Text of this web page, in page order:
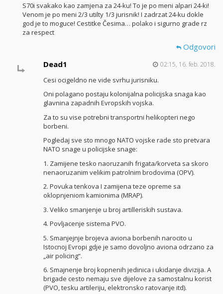
S70i svakako kao zamjena za 24-ku! To je po meni alpari 24-ki!
Venom je po meni 2/3 utilty 1/3 jurisnik! I zadrzat 24-ku dokle
god je to moguce! Cestitke Česima… polako i sigurno grade rz
za respect
Odgovori
Dead1
02:15, 16. feb. 2018.
Cesi ocigeldno ne vide svrhu jurisniku.
Oni polagano postaju kolonijalna policijska snaga kao
glavnina zapadnih Evropskih vojska.
Za to su vise potrebni transportni helikopteri nego
borbeni.
Pogledaj sve sto mnogo NATO vojske rade sto pretvara
NATO snage u policijske snage:
1. Zamijene tesko naoruzanih frigata/korveta sa skoro
nenaoruzanim velikim patrolnim brodovima (OPV).
2. Povuka tenkova I zamijena teze opreme sa
oklopnjeniom kamionima (MRAP).
3. Veliko smanjenje u broj artilleriskih sustava.
4. Povljacenje sistema PVO.
5. Smanjejnje brojeva aviona borbenih narocito u
Istocnoj Evropi gdje je samo dovoljno aviona odrzano za
„air policing“.
6. Smajnenje broj kopnenih jedinica i ukidanje divizija. A
brigade cesto nemaju sve dijelove za samostalnu korist
(PVO, tesku artileriju, elektronsko ratovanje itd).